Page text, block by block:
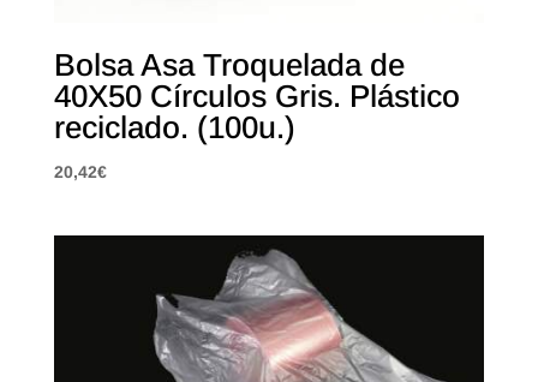
Bolsa Asa Troquelada de
40X50 Círculos Gris. Plástico
reciclado. (100u.)
20,42€